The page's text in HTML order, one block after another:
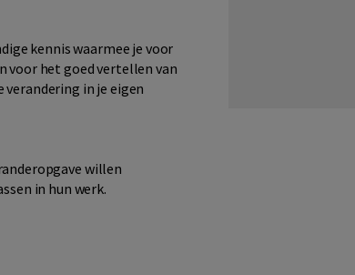
kennis waarmee je voor
voor het goed vertellen van
verandering in je eigen
willen
in hun werk.